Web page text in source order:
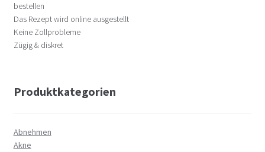
bestellen
Das Rezept wird online ausgestellt
Keine Zollprobleme
Zügig & diskret
Produktkategorien
Abnehmen
Akne